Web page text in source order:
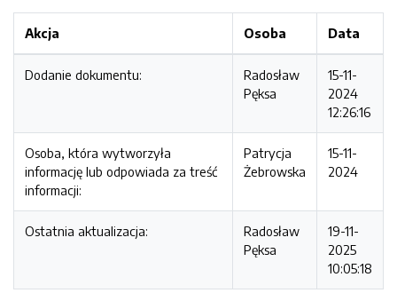
Akcja Osoba Data
Dodanie dokumentu:
Radosław
Pęksa
15-11-
2024
12:26:16
Osoba, która wytworzyła
informację lub odpowiada za treść
informacji:
Patrycja
Żebrowska
15-11-
2024
Ostatnia aktualizacja:
Radosław
Pęksa
19-11-
2025
10:05:18